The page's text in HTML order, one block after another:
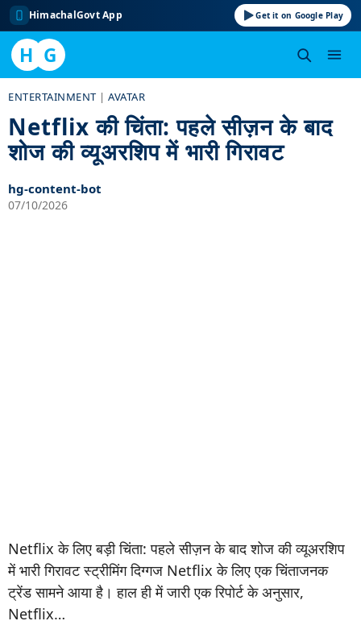
HimachalGovt App Get it on Google Play
H G
content
ENTERTAINMENT |AVATAR
Netflix की चिंता: पहले सीज़न के बाद
शोज की व्यूअरशिप में भारी गिरावट
hg-content-bot
07/10/2026
Netflix के लिए बड़ी चिंता: पहले सीज़न के बाद शोज की व्यूअरशिप
में भारी गिरावट स्ट्रीमिंग दिग्गज Netflix के लिए एक चिंताजनक
ट्रेंड सामने आया है। हाल ही में जारी एक रिपोर्ट के अनुसार,
Netflix…